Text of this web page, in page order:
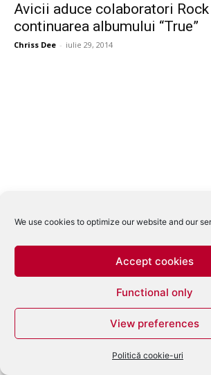
We use cookies to optimize our website and our
Accept cookies
Functional only
View preferences
Politică cookie-uri
Avicii aduce colaboratori
continuarea albumului “True”
Chriss Dee - iulie 29, 2014